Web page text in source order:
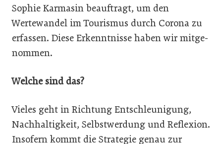
Sophie Karmasin beauftragt, um den
Wertewandel im Tourismus durch Corona zu
erfassen. Diese Erkenntnisse haben wir mitge-
nommen.
Welche sind das?
Vieles geht in Richtung Entschleunigung,
Nachhaltigkeit, Selbstwerdung und Reflexion.
Insofern kommt die Strategie genau zur